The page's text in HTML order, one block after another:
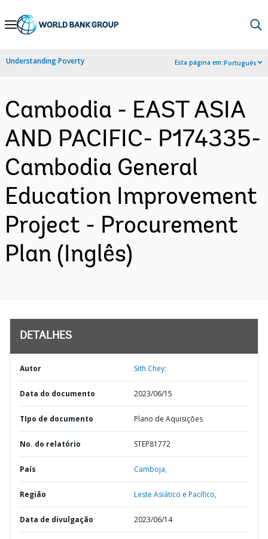
Skip
Navigation
Understanding Poverty Esta página em:Português
Cambodia - EAST ASIA
AND PACIFIC- P174335-
Cambodia General
Education Improvement
Project - Procurement
Plan (Inglês)
DETALHES
Autor Sith Chey;
Data do documento 2023/06/15
TIpo de documento Plano de Aquisições
No. do relatório STEP81772
País Camboja,
Região Leste Asiático e Pacífico,
Data de divulgação 2023/06/14